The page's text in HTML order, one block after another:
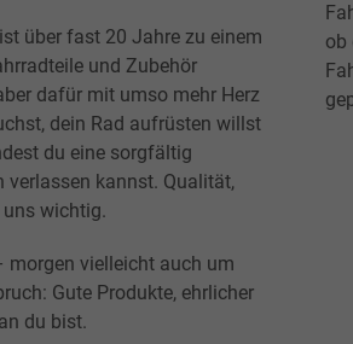
über fast 20 Jahre zu einem
und Zubehör
dafür mit umso mehr Herz
dein Rad aufrüsten willst
du eine sorgfältig
kannst. Qualität,
wichtig.
morgen vielleicht auch um
Gute Produkte, ehrlicher
du bist.
ob